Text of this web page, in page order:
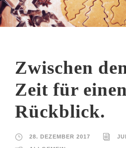
Zwischen
Zeit für einen
Rückblick.
28. DEZEMBER 2017